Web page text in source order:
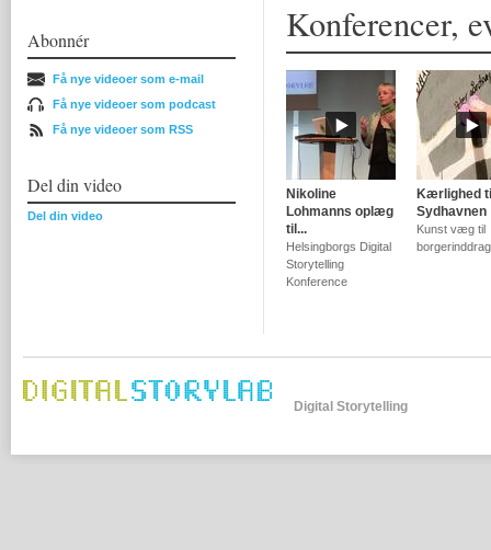
Abonnér
Få nye videoer som e-mail
Få nye videoer som podcast
Få nye videoer som RSS
Del din video
Del din video
Konferencer,
Nikoline
Lohmanns oplæg
til...
Helsingborgs Digital
Storytelling
Konference
Kærlighed
Sydhavnen
Kunst væg til
Digital Storytelling